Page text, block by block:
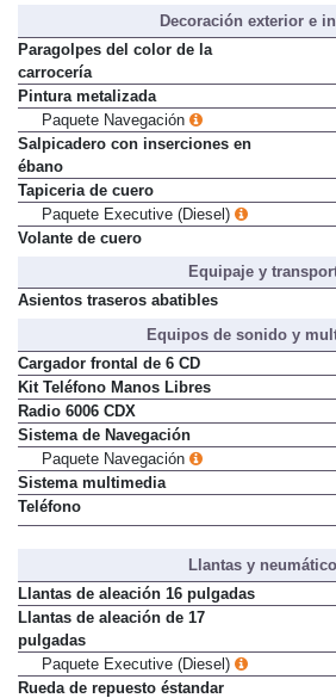
Decoración exterior e
Paragolpes del color de la
carrocería
Pintura metalizada
Paquete Navegación
Salpicadero con inserciones en
ébano
Tapiceria de cuero
Paquete Executive (Diesel)
Volante de cuero
Equipaje y
Asientos traseros abatibles
Equipos de sonido y
Cargador frontal de 6 CD
Kit Teléfono Manos Libres
Radio 6006 CDX
Sistema de Navegación
Paquete Navegación
Sistema multimedia
Teléfono
Llantas y
Llantas de aleación 16 pulgadas
Llantas de aleación de 17
pulgadas
Paquete Executive (Diesel)
Rueda de repuesto éstandar